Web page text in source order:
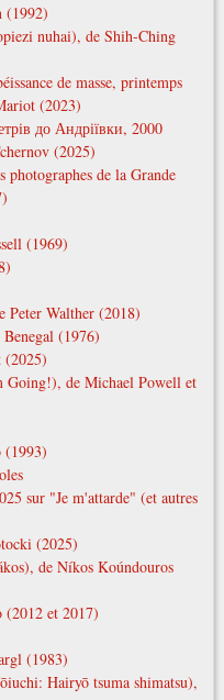
(1992)
nuhai), de Shih-Ching
de masse, printemps
(2023)
до Андріївки, 2000
(2025)
de la Grande
(1969)
Peter Walther (2018)
(1976)
(2025)
Going!), de Michael Powell et
(1993)
sur "Je m'attarde" (et autres
(2025)
de Níkos Koúndouros
et 2017)
(1983)
Hairyō tsuma shimatsu),